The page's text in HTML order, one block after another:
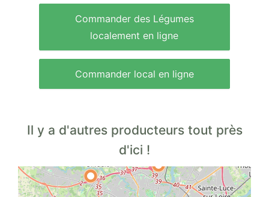
Commander des Légumes
localement en ligne
Commander local en ligne
Il y a d'autres producteurs tout près
d'ici !